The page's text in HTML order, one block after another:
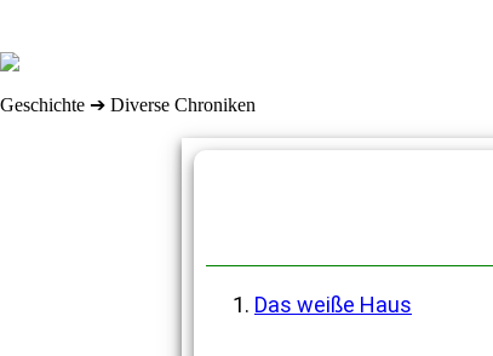
Geschichte ➔ Diverse Chroniken
Das weiße Haus